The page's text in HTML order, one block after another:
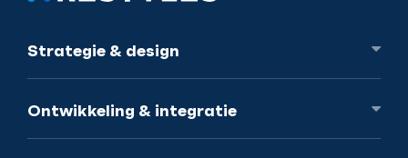
Strategie & design
Ontwikkeling & integratie